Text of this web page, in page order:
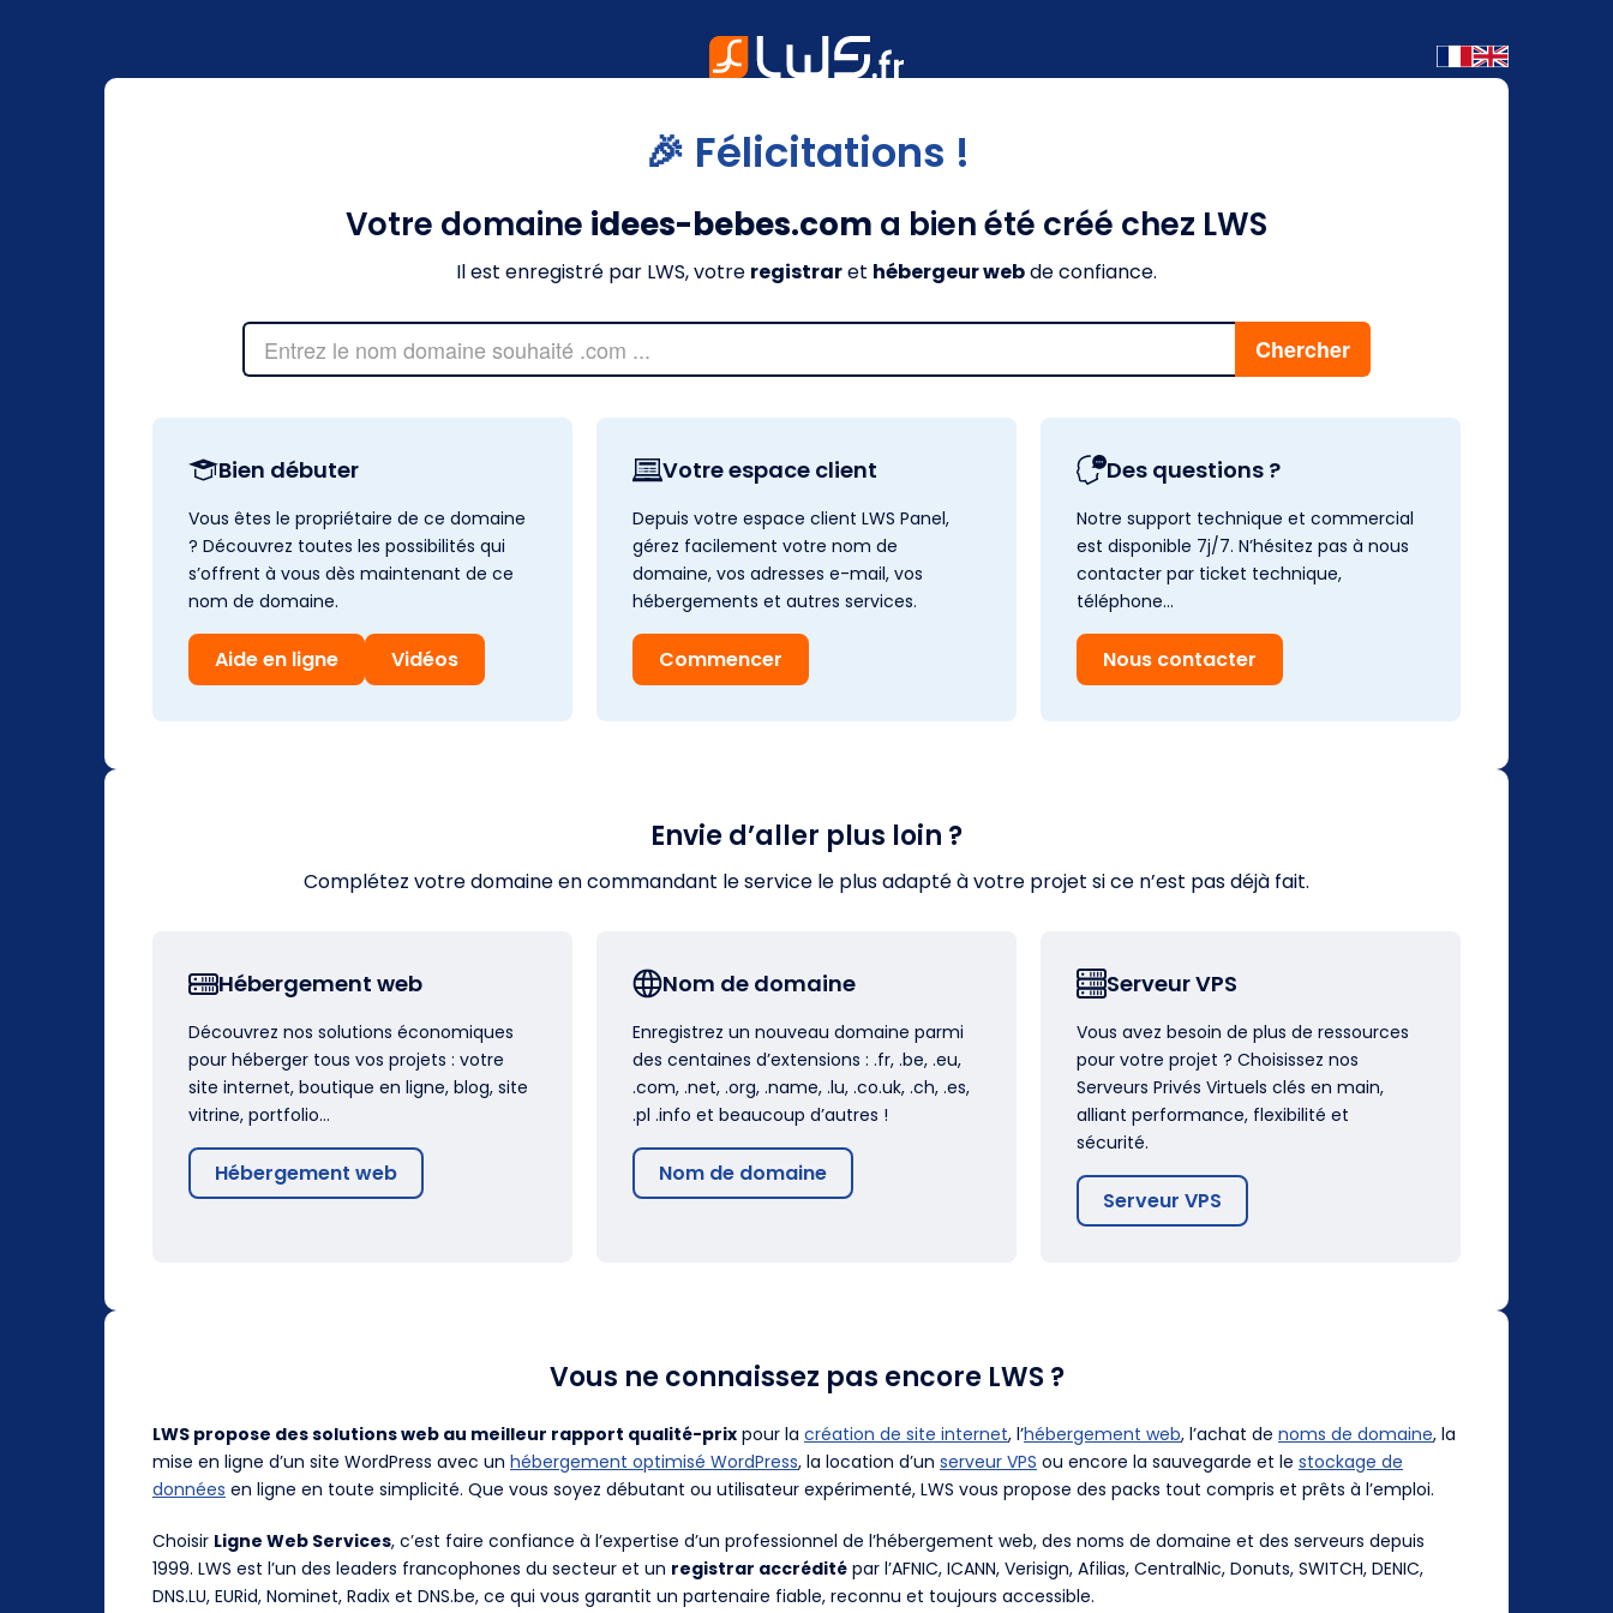
🎉 Félicitations !
Votre domaine idees-bebes.com a bien été créé chez LWS
Il est enregistré par LWS, votre registraret hébergeur webde confiance.
Bien débuter
Vous êtes le propriétaire de ce domaine
? Découvrez toutes les possibilités qui
s’offrent à vous dès maintenant de ce
nom de domaine.
Aide en ligne Vidéos
Votre espace client
Depuis votre espace client LWS Panel,
gérez facilement votre nom de
domaine, vos adresses e-mail, vos
hébergements et autres services.
Commencer
Des questions ?
Notre support technique et commercial
est disponible 7j/7. N’hésitez pas à nous
contacter par ticket technique,
téléphone…
Nous contacter
Envie d’aller plus loin ?
Complétez votre domaine en commandant le service le plus adapté à votre projet si ce n’est pas déjà fait.
Hébergement web
Découvrez nos solutions économiques
pour héberger tous vos projets : votre
site internet, boutique en ligne, blog, site
vitrine, portfolio…
Hébergement web
Nom de domaine
Enregistrez un nouveau domaine parmi
des centaines d’extensions : .fr, .be, .eu,
.com, .net, .org, .name, .lu, .co.uk, .ch, .es,
.pl .info et beaucoup d’autres !
Nom de domaine
Serveur VPS
Vous avez besoin de plus de ressources
pour votre projet ? Choisissez nos
Serveurs Privés Virtuels clés en main,
alliant performance, flexibilité et
sécurité.
Serveur VPS
Vous ne connaissez pas encore LWS ?
LWS propose des solutions web au meilleur rapport qualité-prix pour la création de site internet, l’hébergement web, l’achat de noms de domaine, la
mise en ligne d’un site WordPress avec un hébergement optimisé WordPress, la location d’un serveur VPS ou encore la sauvegarde et le stockage de
données en ligne en toute simplicité. Que vous soyez débutant ou utilisateur expérimenté, LWS vous propose des packs tout compris et prêts à l’emploi.
Choisir Ligne Web Services, c’est faire confiance à l’expertise d’un professionnel de l’hébergement web, des noms de domaine et des serveurs depuis
1999. LWS est l’un des leaders francophones du secteur et un registrar accrédité par l’AFNIC, ICANN, Verisign, Afilias, CentralNic, Donuts, SWITCH, DENIC,
DNS.LU, EURid, Nominet, Radix et DNS.be, ce qui vous garantit un partenaire fiable, reconnu et toujours accessible.